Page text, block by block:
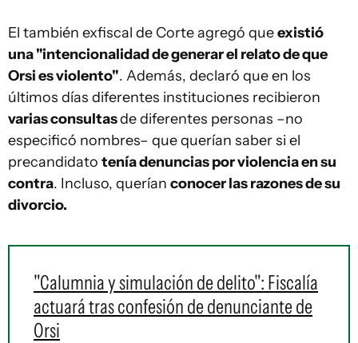
El también exfiscal de Corte agregó queexistió
una "intencionalidad de generar el relato de que
Orsi es violento". Además, declaró que en los
últimos días diferentes instituciones recibieron
varias consultasde diferentes personas –no
especificó nombres– que querían saber si el
precandidato tenía denuncias por violencia en su
contra. Incluso, querían conocer las razones de su
divorcio.
"Calumnia y simulación de delito": Fiscalía
actuará tras confesión de denunciante de
Orsi